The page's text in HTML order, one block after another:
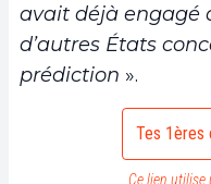
avait déjà engagé
d’autres États
prédiction ».
Tes 1ères
Ce lien utilise